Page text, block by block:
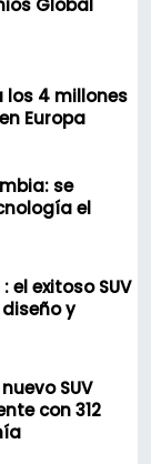
Global
los 4 millones
Europa
se
el
el exitoso SUV
y
SUV
con 312